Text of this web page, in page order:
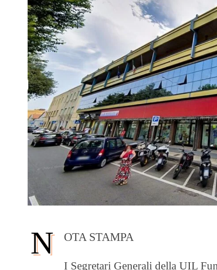
N OTA STAMPA
I Segretari Generali della UIL